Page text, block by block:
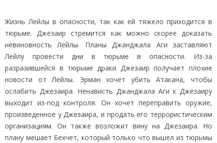
Жизнь Лейлы в опасности, так как ей тяжело приходится в
тюрьме. Джезаир стремится как можно скорее доказать
невиновность Лейлы. Планы Джанджала Аги заставляют
Лейлу провести дни в тюрьме в опасности. Из-за
разразившейся в тюрьме драки Джезаир получает плохие
новости от Лейлы. Эрман хочет убить Атакана, чтобы
ослабить Джезаира. Ненависть Джанджала Аги к Джезаиру
выходит из-под контроля. Он хочет переправить оружие,
произведенное у Джезаира, и продать его террористическим
организациям. Он также возложит вину на Джезаира. Но
плану мешает Бехчет, который только что вышел из тюрьмы